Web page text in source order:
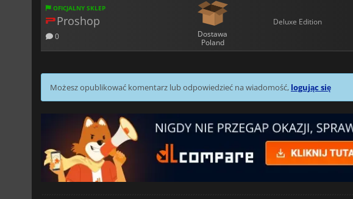
OFICJALNY SKLEP
Proshop
0
Dostawa
Poland
Deluxe Edition
Możesz opublikować komentarz lub odpowiedzieć na wiadomość, logując się